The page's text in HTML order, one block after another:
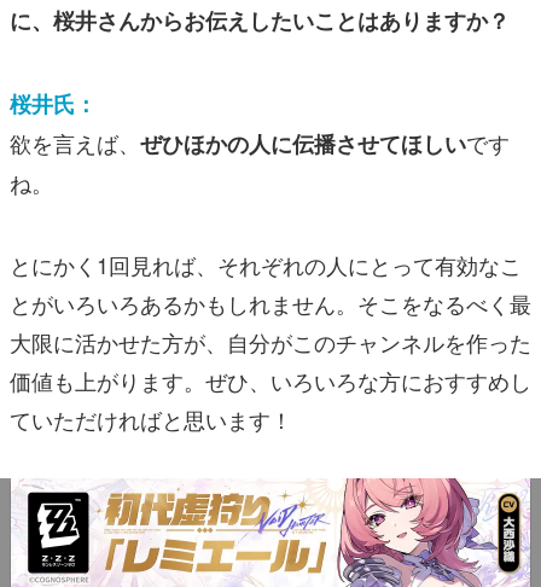
に、桜井さんからお伝えしたいことはありますか？
桜井氏：
欲を言えば、 ぜひほかの人に伝播させてほしいです
ね。
とにかく1回見れば、それぞれの人にとって有効なこ
とがいろいろあるかもしれません。そこをなるべく最
大限に活かせた方が、自分がこのチャンネルを作った
価値も上がります。ぜひ、いろいろな方におすすめし
ていただければと思います！